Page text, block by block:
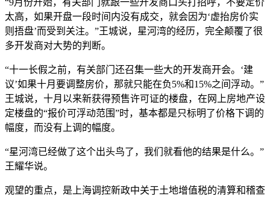
“9月份开始，有关部门就跟一些开发商口头打招呼，不要定价
太高，如果开盘一段时间内没有成交，就会因为‘虚抬房价实
则捂盘’而受到关注。”王城说，星河湾的经历，完全颠覆了很
多开发商对大势的判断。
“十一长假之前，有关部门还召集一些大的开发商开会。‘建
议’如果十月要调整房价，那就只能在负5%和15%之间浮动。”
王城说，十月以来新获得预售许可证的楼盘，在网上房地产设
定楼盘的“报价可浮动范围”时，基本都是只标明了价格下调的
幅度，而没有上调的幅度。
“星河湾已经做了这个出头鸟了，我们就看他的结果是什么。”
王耀华说。
观望的重点，是上海调控新政中关于土地增值税的清算和稽查